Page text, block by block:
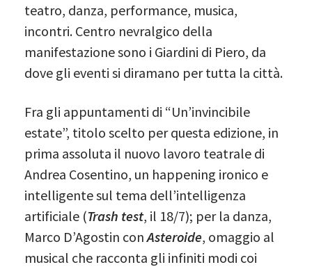
teatro, danza, performance, musica,
incontri. Centro nevralgico della
manifestazione sono i Giardini di Piero, da
dove gli eventi si diramano per tutta la città.
Fra gli appuntamenti di “Un’invincibile
estate”, titolo scelto per questa edizione, in
prima assoluta il nuovo lavoro teatrale di
Andrea Cosentino, un happening ironico e
intelligente sul tema dell’intelligenza
artificiale (Trash test, il 18/7); per la danza,
Marco D’Agostin conAsteroide, omaggio al
musical che racconta gli infiniti modi coi